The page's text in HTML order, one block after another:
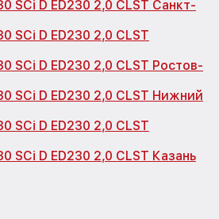
SCi D ED230 2,0 CLST Санкт-
SCi D ED230 2,0 CLST
SCi D ED230 2,0 CLST Ростов-
SCi D ED230 2,0 CLST Нижний
SCi D ED230 2,0 CLST
SCi D ED230 2,0 CLST Казань